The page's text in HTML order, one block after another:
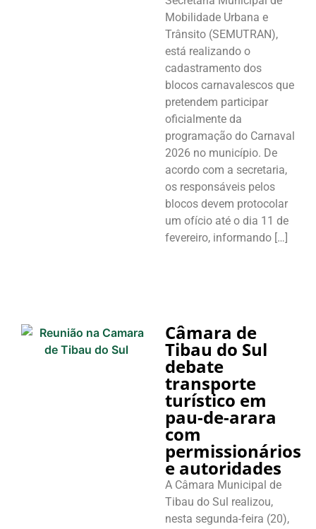
Mobilidade Urbana e
Trânsito (SEMUTRAN),
está realizando o
cadastramento dos
blocos carnavalescos que
pretendem participar
oficialmente da
programação do Carnaval
2026 no município. De
acordo com a secretaria,
os responsáveis pelos
blocos devem protocolar
um ofício até o dia 11 de
fevereiro, informando […]
Câmara de
Tibau do Sul
debate
transporte
turístico em
pau-de-arara
com
permissionários
e autoridades
A Câmara Municipal de
Tibau do Sul realizou,
nesta segunda-feira (20),